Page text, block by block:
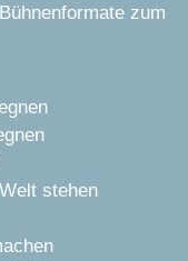
zum
stehen